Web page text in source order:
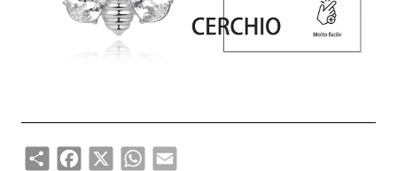
Email
address
ShareFacebook
X WhatsAppEmail